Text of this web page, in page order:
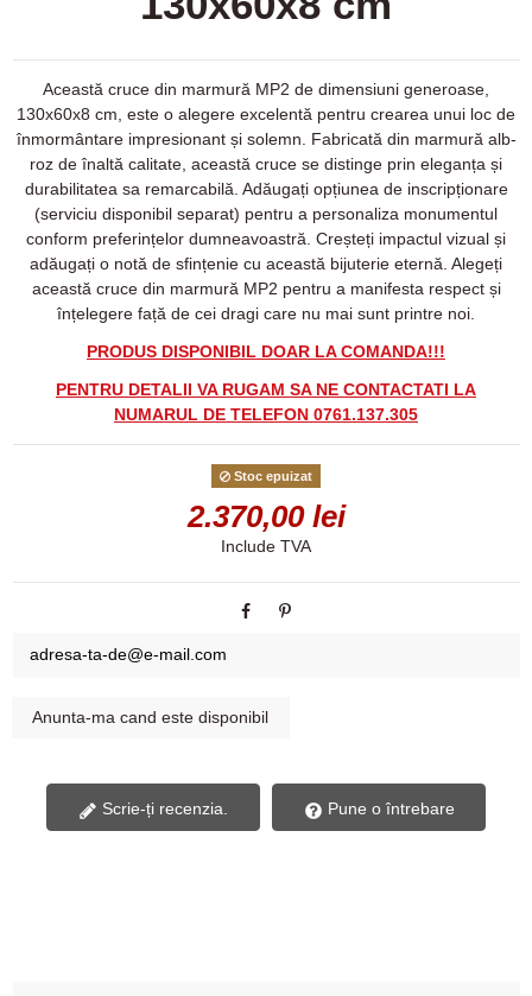
Această cruce din marmură MP2 de dimensiuni generoase,
130x60x8 cm, este o alegere excelentă pentru crearea unui loc de
înmormântare impresionant și solemn. Fabricată din marmură alb-
roz de înaltă calitate, această cruce se distinge prin eleganța și
durabilitatea sa remarcabilă. Adăugați opțiunea de inscripționare
(serviciu disponibil separat) pentru a personaliza monumentul
conform preferințelor dumneavoastră. Creșteți impactul vizual și
adăugați o notă de sfințenie cu această bijuterie eternă. Alegeți
această cruce din marmură MP2 pentru a manifesta respect și
înțelegere față de cei dragi care nu mai sunt printre noi.
PRODUS DISPONIBIL DOAR LA COMANDA!!!
PENTRU DETALII VA RUGAM SA NE CONTACTATI LA
NUMARUL DE TELEFON 0761.137.305
Stoc epuizat
2.370,00 lei
Include TVA
Scrie-ți recenzia. Pune o întrebare